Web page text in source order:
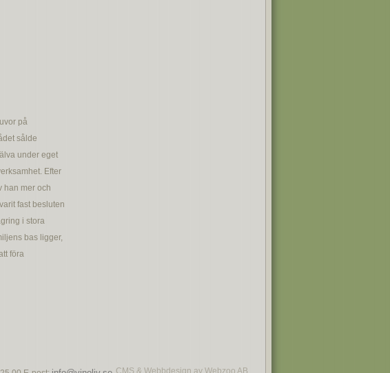
på
sålde
under eget
Efter
han mer och
fast besluten
i stora
bas ligger,
föra
CMS & Webbdesign av Webzoo AB